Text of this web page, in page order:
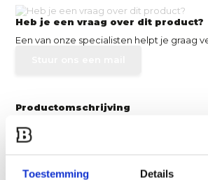
Toestemming Details
Heb je een vraag over dit product?
Een van onze specialisten helpt je graag
Productomschrijving